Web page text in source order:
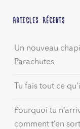
ARTICLES RÉCENTS
Un nouveau
Parachutes
Tu fais tout ce
Pourquoi tu
comment t’en